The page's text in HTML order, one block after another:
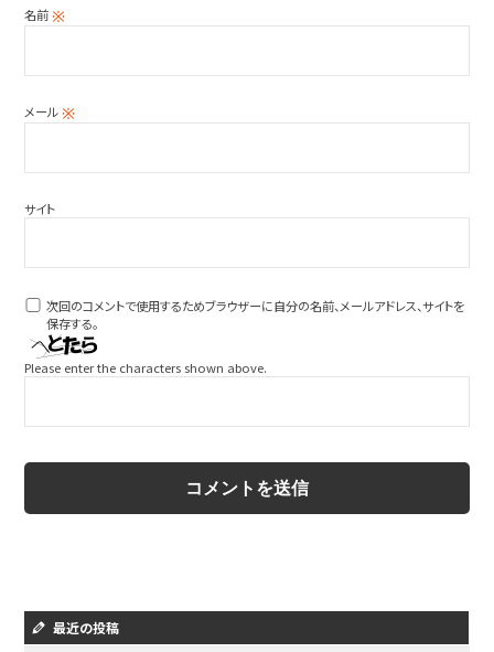
名前※
メール※
サイト
次回のコメントで使用するためブラウザーに自分の名前、メールアドレス、サイトを
保存する。
Please enter the characters shown above.
最近の投稿